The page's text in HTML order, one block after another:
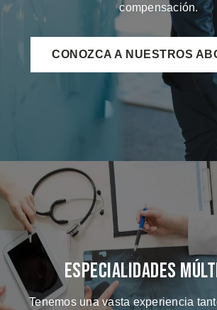
compensación.
CONOZCA A NUESTROS
Especialidades
Tenemos una vasta experiencia